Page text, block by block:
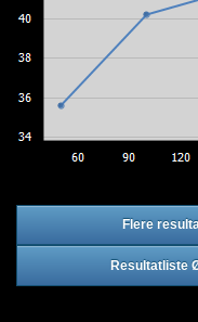
Flere
Resultatliste